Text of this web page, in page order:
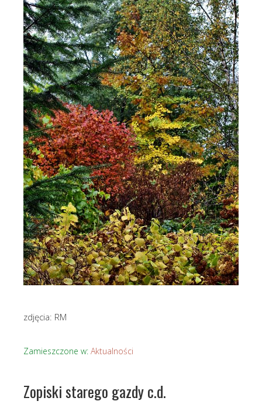
zdjęcia: RM
Zamieszczone w: Aktualności
Zopiski starego gazdy c.d.